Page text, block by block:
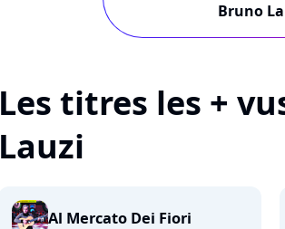
Bruno
Les titres les +
Lauzi
Al Mercato Dei Fiori